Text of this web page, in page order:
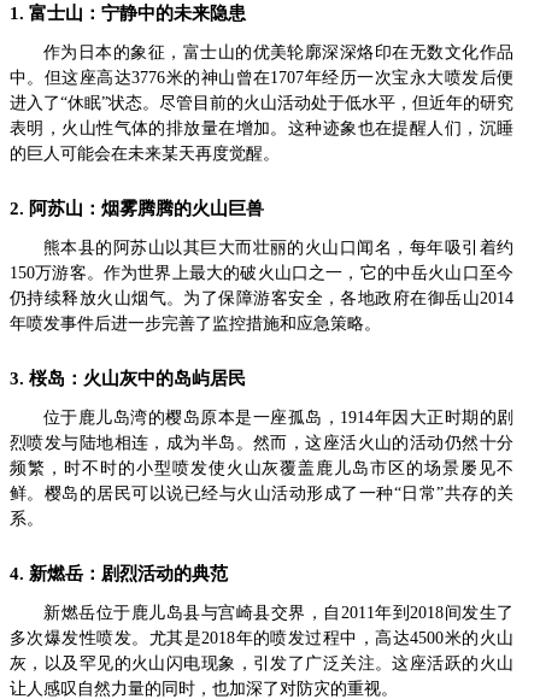
1. 富士山：宁静中的未来隐患
作为日本的象征，富士山的优美轮廓深深烙印在无数文化作品
中。但这座高达3776米的神山曾在1707年经历一次宝永大喷发后便
进入了“休眠”状态。尽管目前的火山活动处于低水平，但近年的研究
表明，火山性气体的排放量在增加。这种迹象也在提醒人们，沉睡
的巨人可能会在未来某天再度觉醒。
2. 阿苏山：烟雾腾腾的火山巨兽
熊本县的阿苏山以其巨大而壮丽的火山口闻名，每年吸引着约
150万游客。作为世界上最大的破火山口之一，它的中岳火山口至今
仍持续释放火山烟气。为了保障游客安全，各地政府在御岳山2014
年喷发事件后进一步完善了监控措施和应急策略。
3. 桜岛：火山灰中的岛屿居民
位于鹿儿岛湾的樱岛原本是一座孤岛，1914年因大正时期的剧
烈喷发与陆地相连，成为半岛。然而，这座活火山的活动仍然十分
频繁，时不时的小型喷发使火山灰覆盖鹿儿岛市区的场景屡见不
鲜。樱岛的居民可以说已经与火山活动形成了一种“日常”共存的关
系。
4. 新燃岳：剧烈活动的典范
新燃岳位于鹿儿岛县与宫崎县交界，自2011年到2018间发生了
多次爆发性喷发。尤其是2018年的喷发过程中，高达4500米的火山
灰，以及罕见的火山闪电现象，引发了广泛关注。这座活跃的火山
让人感叹自然力量的同时，也加深了对防灾的重视。